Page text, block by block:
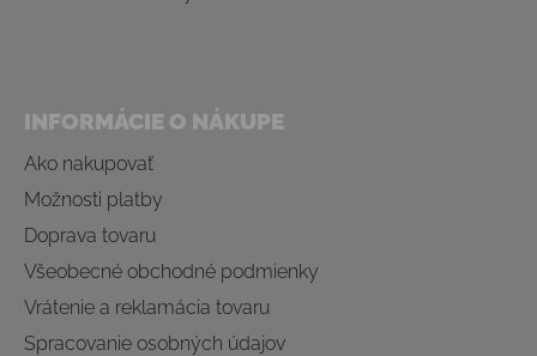
INFORMÁCIE O NÁKUPE
Ako nakupovať
Možnosti platby
Doprava tovaru
Všeobecné obchodné podmienky
Vrátenie a reklamácia tovaru
Spracovanie osobných údajov